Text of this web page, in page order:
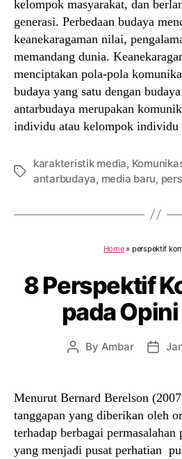
kelompok masyarakat, dan
generasi. Perbedaan budaya
keanekaragaman nilai,
memandang dunia.
menciptakan pola-pola
budaya yang satu dengan
antarbudaya merupakan
individu atau kelompok
Tags
karakteristik media,
antarbudaya, media baru,
Home» perspektif
8 Perspektif
pada
Post
By Ambar
Post
Menurut Bernard Berelson
tanggapan yang diberikan oleh
terhadap berbagai
yang menjadi pusat perhatian